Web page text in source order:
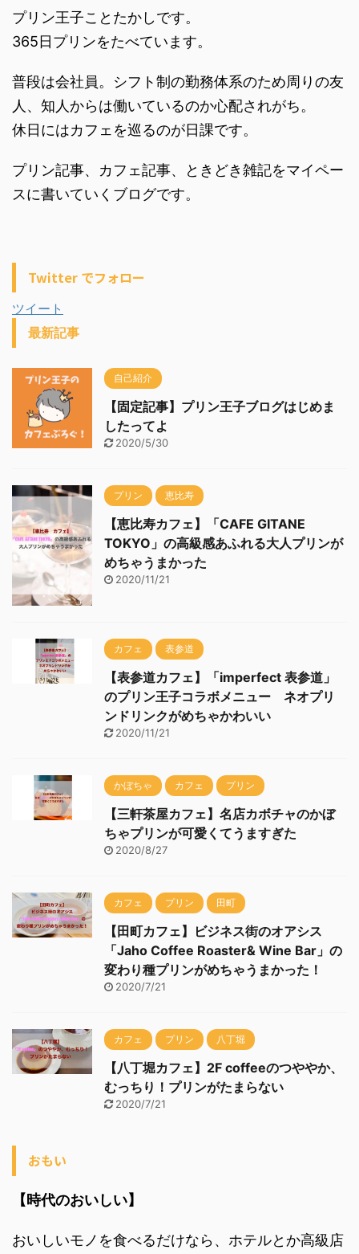
プリン王子ことたかしです。
365日プリンをたべています。
普段は会社員。シフト制の勤務体系のため周りの友
人、知人からは働いているのか心配されがち。
休日にはカフェを巡るのが日課です。
プリン記事、カフェ記事、ときどき雑記をマイペー
スに書いていくブログです。
Twitter でフォロー
ツイート
最新記事
自己紹介
【固定記事】プリン王子ブログはじめま
したってよ
2020/5/30
プリン 恵比寿
【恵比寿カフェ】「CAFE GITANE
TOKYO」の高級感あふれる大人プリンが
めちゃうまかった
2020/11/21
カフェ 表参道
【表参道カフェ】「imperfect 表参道」
のプリン王子コラボメニュー ネオプリ
ンドリンクがめちゃかわいい
2020/11/21
かぼちゃ カフェ プリン
【三軒茶屋カフェ】名店カボチャのかぼ
ちゃプリンが可愛くてうますぎた
2020/8/27
カフェ プリン 田町
【田町カフェ】ビジネス街のオアシス
「Jaho Coffee Roaster& Wine Bar」の
変わり種プリンがめちゃうまかった！
2020/7/21
カフェ プリン 八丁堀
【八丁堀カフェ】2F coffeeのつややか、
むっちり！プリンがたまらない
2020/7/21
おもい
【時代のおいしい】
おいしいモノを食べるだけなら、ホテルとか高級店